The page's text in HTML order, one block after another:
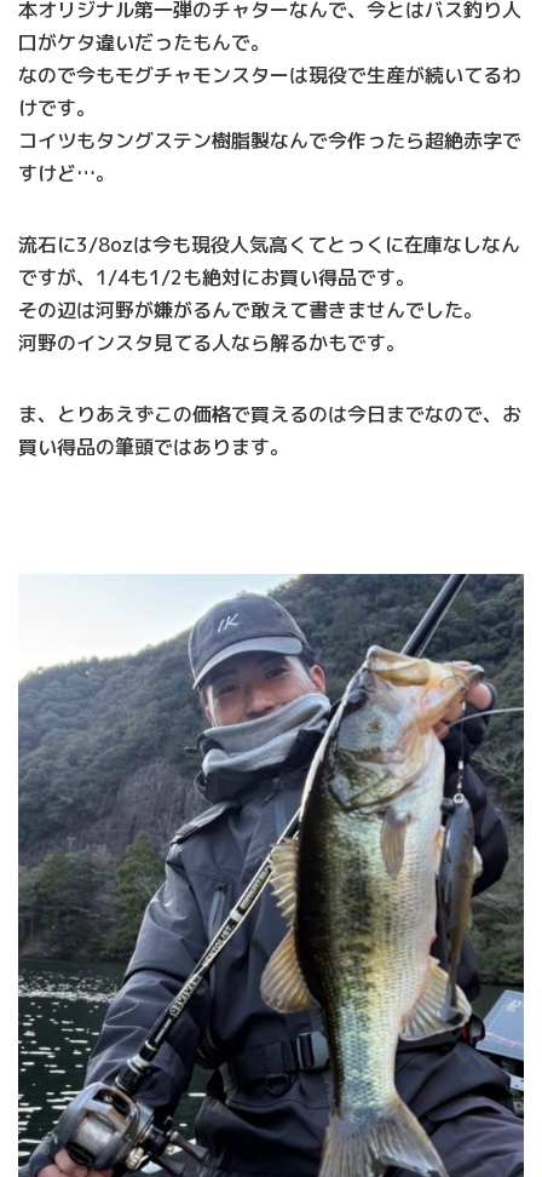
本オリジナル第一弾のチャターなんで、今とはバス釣り人
口がケタ違いだったもんで。
なので今もモグチャモンスターは現役で生産が続いてるわ
けです。
コイツもタングステン樹脂製なんで今作ったら超絶赤字で
すけど…。
流石に3/8ozは今も現役人気高くてとっくに在庫なしなん
ですが、1/4も1/2も絶対にお買い得品です。
その辺は河野が嫌がるんで敢えて書きませんでした。
河野のインスタ見てる人なら解るかもです。
ま、とりあえずこの価格で買えるのは今日までなので、お
買い得品の筆頭ではあります。